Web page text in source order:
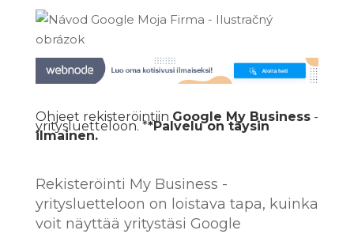
Ohjeet rekisteröintiin Google My Business-
yritysluetteloon. **Palvelu on täysin
ilmainen.
Rekisteröinti My Business -
yritysluetteloon on loistava tapa, kuinka
voit näyttää yritystäsi Google